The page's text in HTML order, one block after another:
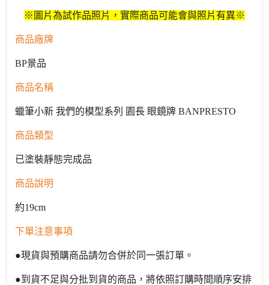
※圖片為試作品照片，實際商品可能會與照片有異※
商品廠牌
BP景品
商品名稱
蠟筆小新 我們的模型系列 園長 眼鏡牌 BANPRESTO
商品類型
已塗裝靜態完成品
商品說明
約19cm
下單注意事項
●現貨與預購商品請勿合併於同一張訂單。
●到貨不足與分批到貨的商品，將依照訂購時間順序安排